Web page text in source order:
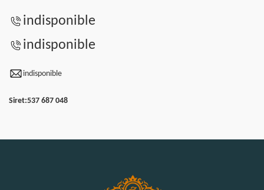
indisponible
indisponible
indisponible
Siret:537 687 048